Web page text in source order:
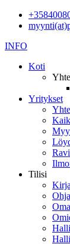
INFO
Koti
Yritykset
Tilisi